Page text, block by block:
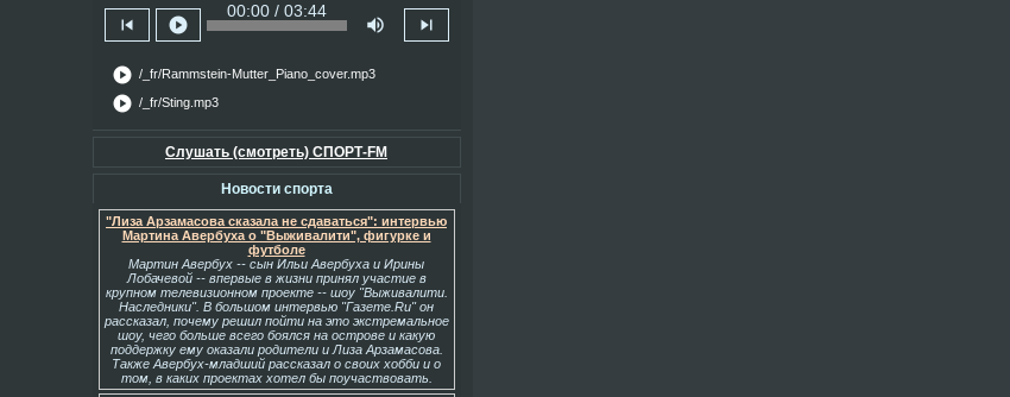
skip_previous play_circle
00:00 / 03:44
volume_up skip_next
play_circle /_fr/Rammstein-Mutter_Piano_cover.mp3
play_circle /_fr/Sting.mp3
Слушать (смотреть) СПОРТ-FM
Новости спорта
"Лиза Арзамасова сказала не сдаваться": интервью
Мартина Авербуха о "Выживалити", фигурке и
футболе
Мартин Авербух -- сын Ильи Авербуха и Ирины
Лобачевой -- впервые в жизни принял участие в
крупном телевизионном проекте -- шоу "Выживалити.
Наследники". В большом интервью "Газете.Ru" он
рассказал, почему решил пойти на это экстремальное
шоу, чего больше всего боялся на острове и какую
поддержку ему оказали родители и Лиза Арзамасова.
Также Авербух-младший рассказал о своих хобби и о
том, в каких проектах хотел бы поучаствовать.